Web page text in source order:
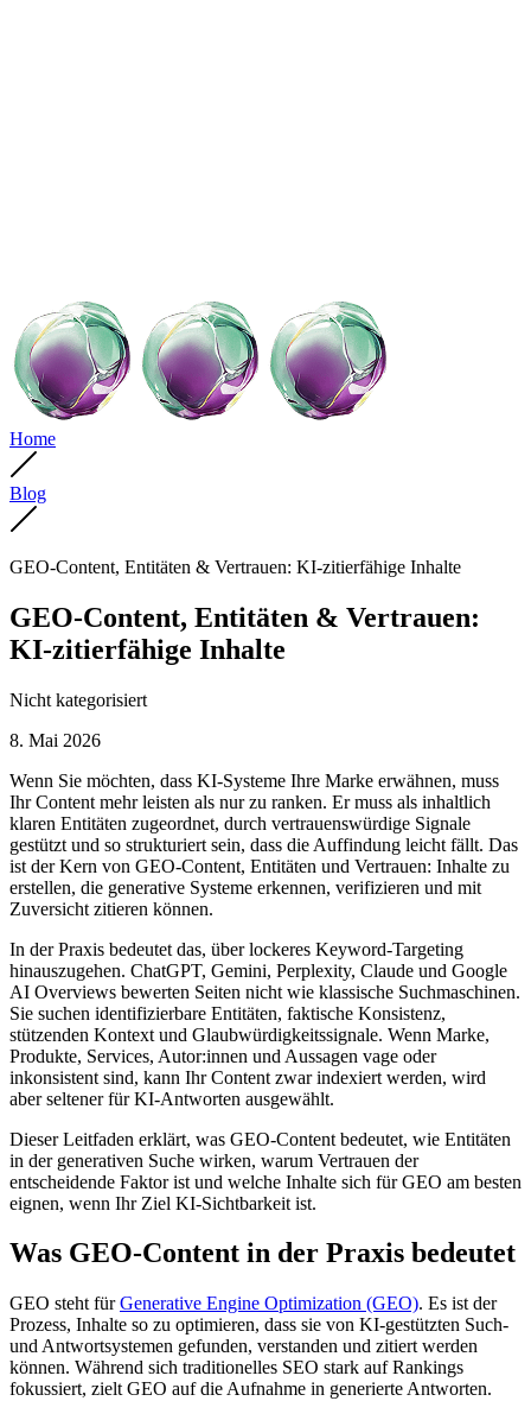
Home
Blog
GEO-Content, Entitäten & Vertrauen: KI-zitierfähige Inhalte
GEO-Content, Entitäten & Vertrauen:
KI-zitierfähige Inhalte
Nicht kategorisiert
8. Mai 2026
Wenn Sie möchten, dass KI‑Systeme Ihre Marke erwähnen, muss
Ihr Content mehr leisten als nur zu ranken. Er muss als inhaltlich
klaren Entitäten zugeordnet, durch vertrauenswürdige Signale
gestützt und so strukturiert sein, dass die Auffindung leicht fällt. Das
ist der Kern von GEO‑Content, Entitäten und Vertrauen: Inhalte zu
erstellen, die generative Systeme erkennen, verifizieren und mit
Zuversicht zitieren können.
In der Praxis bedeutet das, über lockeres Keyword‑Targeting
hinauszugehen. ChatGPT, Gemini, Perplexity, Claude und Google
AI Overviews bewerten Seiten nicht wie klassische Suchmaschinen.
Sie suchen identifizierbare Entitäten, faktische Konsistenz,
stützenden Kontext und Glaubwürdigkeitssignale. Wenn Marke,
Produkte, Services, Autor:innen und Aussagen vage oder
inkonsistent sind, kann Ihr Content zwar indexiert werden, wird
aber seltener für KI‑Antworten ausgewählt.
Dieser Leitfaden erklärt, was GEO‑Content bedeutet, wie Entitäten
in der generativen Suche wirken, warum Vertrauen der
entscheidende Faktor ist und welche Inhalte sich für GEO am besten
eignen, wenn Ihr Ziel KI‑Sichtbarkeit ist.
Was GEO‑Content in der Praxis bedeutet
GEO steht fürGenerative Engine Optimization (GEO). Es ist der
Prozess, Inhalte so zu optimieren, dass sie von KI‑gestützten Such‑
und Antwortsystemen gefunden, verstanden und zitiert werden
können. Während sich traditionelles SEO stark auf Rankings
fokussiert, zielt GEO auf die Aufnahme in generierte Antworten.